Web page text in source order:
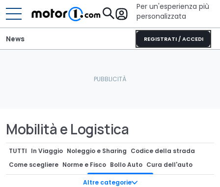
Per un'esperienza più
personalizzata
REGISTRATI / ACCEDI
News
Mobilità e Logistica
Altre categorie
TUTTI In Viaggio Noleggio e Sharing Codice della strada
Come scegliere Norme e Fisco Bollo Auto Cura dell'auto
Patente Mobilità e Logistica